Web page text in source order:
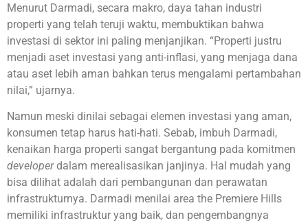
Menurut Darmadi, secara makro, daya tahan industri
properti yang telah teruji waktu, membuktikan bahwa
investasi di sektor ini paling menjanjikan. “Properti justru
menjadi aset investasi yang anti-inflasi, yang menjaga dana
atau aset lebih aman bahkan terus mengalami pertambahan
nilai,” ujarnya.
Namun meski dinilai sebagai elemen investasi yang aman,
konsumen tetap harus hati-hati. Sebab, imbuh Darmadi,
kenaikan harga properti sangat bergantung pada komitmen
developerdalam merealisasikan janjinya. Hal mudah yang
bisa dilihat adalah dari pembangunan dan perawatan
infrastrukturnya. Darmadi menilai area the Premiere Hills
memiliki infrastruktur yang baik, dan pengembangnya